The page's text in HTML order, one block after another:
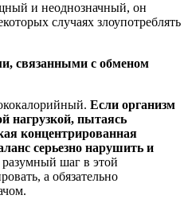
и неоднозначный, он
случаях злоупотреблять
связанными с обменом
Если организм
нагрузкой, пытаясь
концентрированная
серьезно нарушить и
шаг в этой
а обязательно